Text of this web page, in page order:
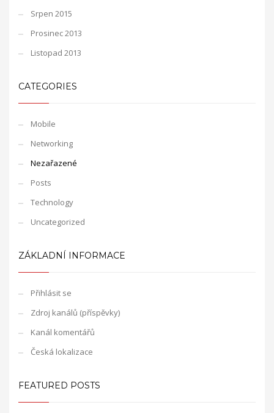
Srpen 2015
Prosinec 2013
Listopad 2013
CATEGORIES
Mobile
Networking
Nezařazené
Posts
Technology
Uncategorized
ZÁKLADNÍ INFORMACE
Přihlásit se
Zdroj kanálů (příspěvky)
Kanál komentářů
Česká lokalizace
FEATURED POSTS